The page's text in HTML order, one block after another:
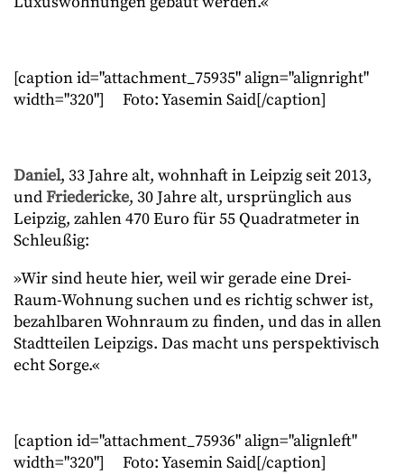
[caption id="attachment_75935" align="alignright"
width="320"]
Foto: Yasemin Said[/caption]
Daniel, 33 Jahre alt, wohnhaft in Leipzig seit 2013,
undFriedericke, 30 Jahre alt, ursprünglich aus
Leipzig, zahlen 470 Euro für 55 Quadratmeter in
Schleußig:
»Wir sind heute hier, weil wir gerade eine Drei-
Raum-Wohnung suchen und es richtig schwer ist,
bezahlbaren Wohnraum zu finden, und das in allen
Stadtteilen Leipzigs. Das macht uns perspektivisch
echt Sorge.«
[caption id="attachment_75936" align="alignleft"
width="320"]
Foto: Yasemin Said[/caption]